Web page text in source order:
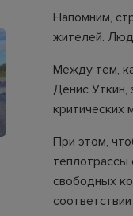
Напомним,
жителей.
Между тем,
Денис
критических
При этом,
теплотрассы
свободных